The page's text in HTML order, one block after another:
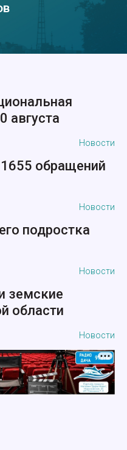
августа
Новости
обращений
Новости
подростка
Новости
земские
области
Новости